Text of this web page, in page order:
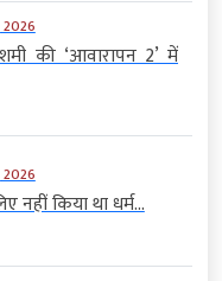
की ‘आवारापन 2’ में
नहीं किया था धर्म...